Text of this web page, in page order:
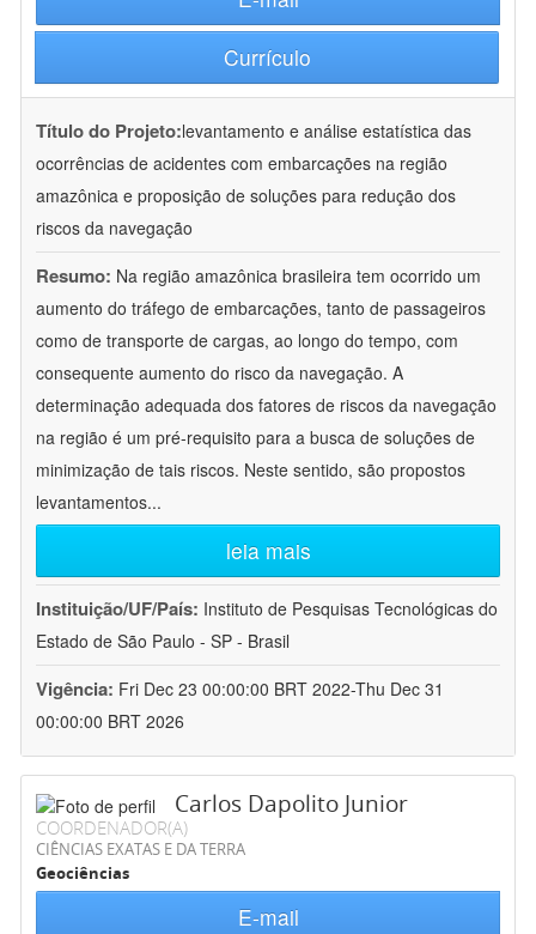
Currículo
Título do Projeto:levantamento e análise estatística das
ocorrências de acidentes com embarcações na região
amazônica e proposição de soluções para redução dos
riscos da navegação
Resumo: Na região amazônica brasileira tem ocorrido um
aumento do tráfego de embarcações, tanto de passageiros
como de transporte de cargas, ao longo do tempo, com
consequente aumento do risco da navegação. A
determinação adequada dos fatores de riscos da navegação
na região é um pré-requisito para a busca de soluções de
minimização de tais riscos. Neste sentido, são propostos
levantamentos...
leia mais
Instituição/UF/País: Instituto de Pesquisas Tecnológicas do
Estado de São Paulo - SP - Brasil
Vigência: Fri Dec 23 00:00:00 BRT 2022-Thu Dec 31
00:00:00 BRT 2026
Carlos Dapolito Junior
COORDENADOR(A)
CIÊNCIAS EXATAS E DA TERRA
Geociências
E-mail